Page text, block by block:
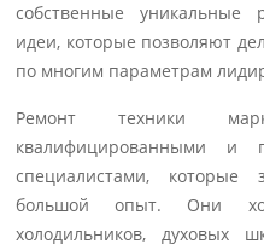
собственные уникальные
идеи, которые позволяют
по многим параметрам
Ремонт техники
квалифицированными и
специалистами,
большой опыт. Они
холодильников, духовых